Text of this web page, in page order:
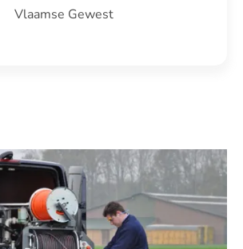
Vlaamse Gewest